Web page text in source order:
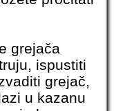
grejača
ispustiti
grejač,
u kazanu